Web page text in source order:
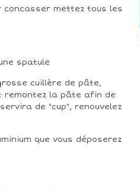
concasser mettez tous les
spatule
cuillère de pâte,
remontez la pâte afin de
de "cup", renouvelez
que vous déposerez